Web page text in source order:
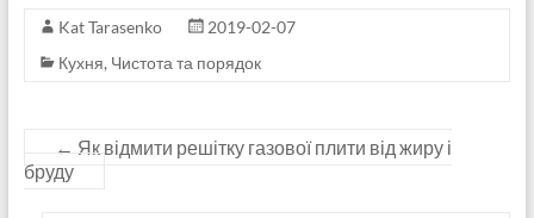
Kat Tarasenko
2019-02-07
Кухня, Чистота та порядок
← Як відмити решітку газової плити від жиру і
бруду